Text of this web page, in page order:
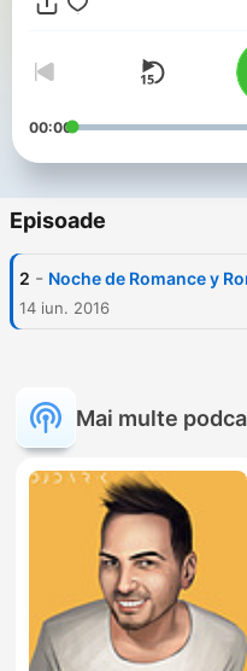
00:00
Episoade
2 - Noche de Romance y
14 iun. 2016
Mai multe